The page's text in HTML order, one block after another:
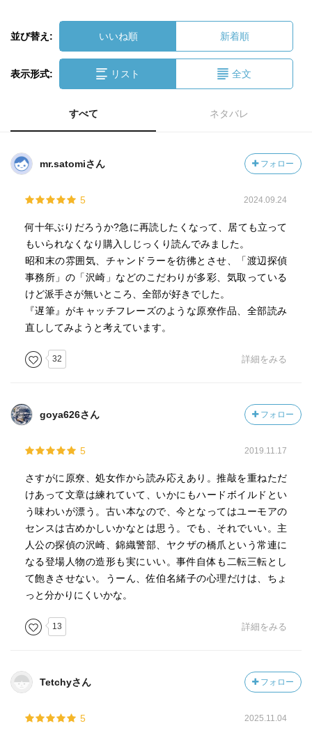
並び替え: いいね順 新着順
表示形式: リスト 全文
すべて ネタバレ
mr.satomiさん フォロー
5 2024.09.24
何十年ぶりだろうか?急に再読したくなって、居ても立って
もいられなくなり購入しじっくり読んでみました。
昭和末の雰囲気、チャンドラーを彷彿とさせ、「渡辺探偵
事務所」の「沢崎」などのこだわりが多彩、気取っている
けど派手さが無いところ、全部が好きでした。
『遅筆』がキャッチフレーズのような原尞作品、全部読み
直ししてみようと考えています。
32 詳細をみる
goya626さん フォロー
5 2019.11.17
さすがに原尞、処女作から読み応えあり。推敲を重ねただ
けあって文章は練れていて、いかにもハードボイルドとい
う味わいが漂う。古い本なので、今となってはユーモアの
センスは古めかしいかなとは思う。でも、それでいい。主
人公の探偵の沢崎、錦織警部、ヤクザの橋爪という常連に
なる登場人物の造形も実にいい。事件自体も二転三転とし
て飽きさせない。うーん、佐伯名緒子の心理だけは、ちょ
っと分かりにくいかな。
13 詳細をみる
Tetchyさん フォロー
5 2025.11.04